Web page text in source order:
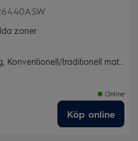
zoner
Torkning, Snabbgrill, Bakning med fukt, Pizza/Paj, Varmluft, Snabbgrill
Online
Köp online